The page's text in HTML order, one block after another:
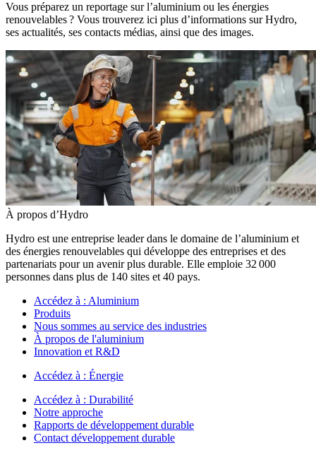
Vous préparez un reportage sur l’aluminium ou les énergies
renouvelables ? Vous trouverez ici plus d’informations sur Hydro,
ses actualités, ses contacts médias, ainsi que des images.
À propos d’Hydro
Hydro est une entreprise leader dans le domaine de l’aluminium et
des énergies renouvelables qui développe des entreprises et des
partenariats pour un avenir plus durable. Elle emploie 32 000
personnes dans plus de 140 sites et 40 pays.
Accédez à : Aluminium
Produits
Nous sommes au service des industries
À propos de l'aluminium
Innovation et R&D
Accédez à : Énergie
Accédez à : Durabilité
Notre approche
Rapports de développement durable
Contact développement durable